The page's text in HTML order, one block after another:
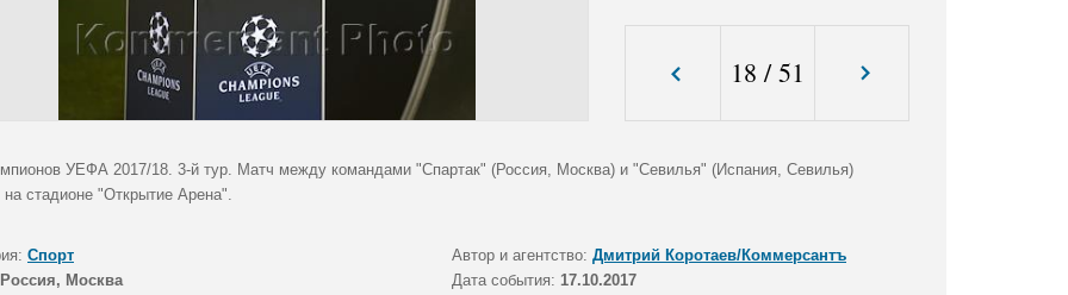
18 /51
УЕФА 2017/18. 3-й тур. Матч между командами "Спартак" (Россия, Москва) и "Севилья" (Испания, Севилья)
стадионе "Открытие Арена".
Спорт Автор и агентство: Дмитрий Коротаев/Коммерсантъ
Россия, Москва Дата события: 17.10.2017